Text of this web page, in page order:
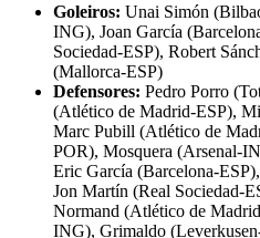
Goleiros: Unai Simón
ING), Joan García
Sociedad-ESP), Robert
(Mallorca-ESP)
Defensores: Pedro Porro
(Atlético de Madrid-ESP),
Marc Pubill (Atlético de
POR), Mosquera (Arsenal-
Eric García (Barcelona-
Jon Martín (Real Sociedad-
Normand (Atlético de
ING), Grimaldo